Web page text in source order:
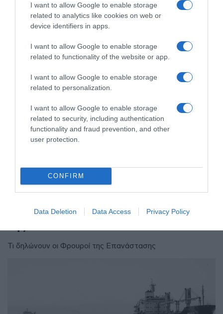
I want to allow Google to enable storage
related to analytics like cookies on web or
device identifiers in apps.
I want to allow Google to enable storage
related to functionality of the website or app.
I want to allow Google to enable storage
related to personalization.
I want to allow Google to enable storage
related to security, including authentication
functionality and fraud prevention, and other
user protection.
CONFIRM
Data Deletion Data Access Privacy Policy
σύγκρουσης
ΔΙΕΘΝΗ
To Ιράν θα διατηρήσει τον αποκλεισμό
ΗΠΑ αποδεχθούν “όλους” τους όρους
Τι δηλώνουν οι Φρουροί της Επανάστασης